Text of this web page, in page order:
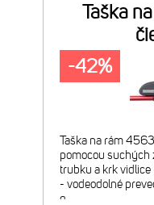
Taška
Taška na rám
pomocou suchých
trubku a krk
- vodeodolné
g
-42%